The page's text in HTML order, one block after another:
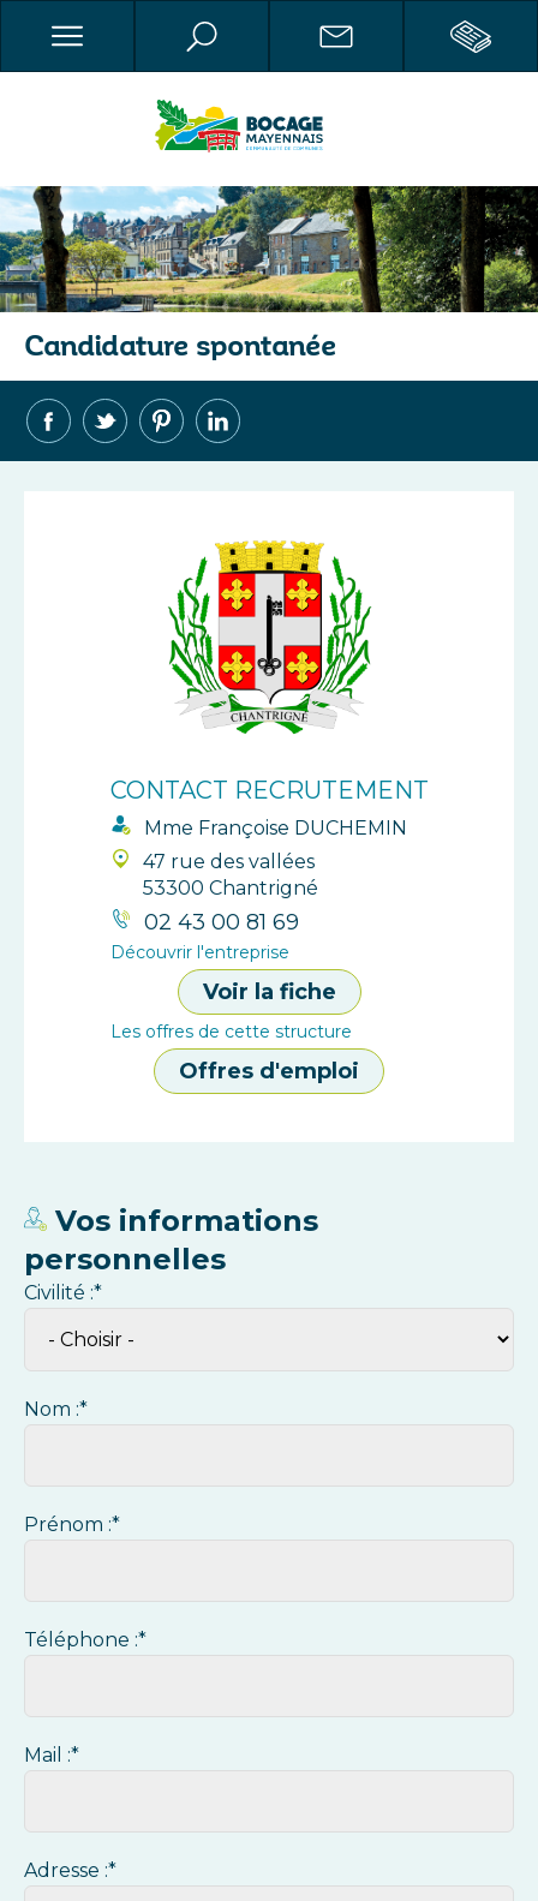
Candidature spontanée
CONTACT RECRUTEMENT
Mme Françoise DUCHEMIN
47 rue des vallées
53300 Chantrigné
02 43 00 81 69
Découvrir l'entreprise
Voir la fiche
Les offres de cette structure
Offres d'emploi
Vos informations
personnelles
Civilité :*
Nom :*
Prénom :*
Téléphone :*
Mail :*
Adresse :*